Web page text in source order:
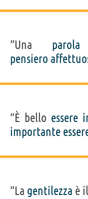
“Una parola
pensiero
“È bello essere
importante
“La gentilezza è il